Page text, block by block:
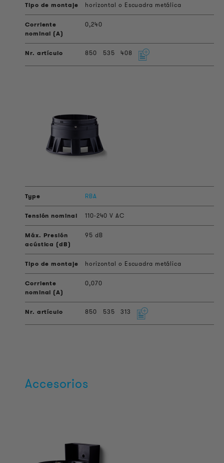
horizontal o Escuadra metálica
0,240
850 535 408
RBA
110-240 V AC
95 dB
horizontal o Escuadra metálica
0,070
850 535 313
Accesorios